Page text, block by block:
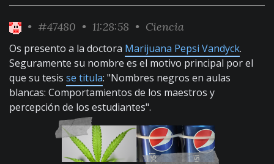
• #47480 • 11:28:58 • Ciencia
Os presento a la doctora Marijuana Pepsi Vandyck.
Seguramente su nombre es el motivo principal por el
que su tesis se titula: "Nombres negros en aulas
blancas: Comportamientos de los maestros y
percepción de los estudiantes".